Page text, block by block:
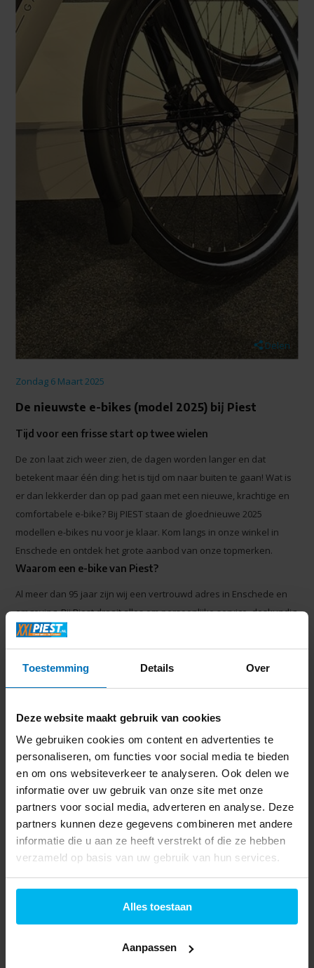
Toestemming Details Over
Deze website maakt gebruik van cookies
We gebruiken cookies om content en advertenties te
personaliseren, om functies voor social media te bieden
en om ons websiteverkeer te analyseren. Ook delen we
informatie over uw gebruik van onze site met onze
partners voor social media, adverteren en analyse. Deze
partners kunnen deze gegevens combineren met andere
informatie die u aan ze heeft verstrekt of die ze hebben
verzameld op basis van uw gebruik van hun services.
Alles toestaan
Aanpassen
Delen
Zondag 6 Maart 2025
De nieuwste e-bikes (model 2025) bij Piest
Tijd voor een frisse start op twee wielen
De zon laat zich weer zien, de dagen worden langer en dat
betekent maar één ding: het is tijd om naar buiten te gaan! Wat is
er dan lekkerder dan op pad gaan met een nieuwe, krachtige en
comfortabele e-bike? Bij PIEST staan de gloednieuwe 2025
modellen e-bikes nu voor je klaar. Kom langs in onze winkel in
Enschede en ontdek het grote aanbod van onze topmerken.
Waarom een e-bike van Piest?
Al meer dan 95 jaar zijn wij een vertrouwd adres in Enschede en
omgeving. Bij Piest draait alles om persoonlijke service, deskundig
advies en een ruime keuze. Onze gespecialiseerde fietsexperts
staan voor je klaar om je te helpen bij het vinden van de perfecte
e-bike die goed aansluit op jouw leven. Waar de een dagelijks
naar werk fietst, maakt de ander graag lange toertochten, dat
Als fietsenwinkel is Piest geautoriseerd premium dealer van vele
topmerken e-bikes.
Nieuwe 2025 modellen van topmerken
Dit jaar zijn er weer prachtige nieuwe modellen e-bikes
uitgebracht die je zeker gezien én uitgeprobeerd moet hebben.
Hieronder lichten we een aantal populaire merken en hun nieuwe
modellen e-bikes van 2025 uit:
comfort nóg verder verbeterd door een geoptimaliseerde vering